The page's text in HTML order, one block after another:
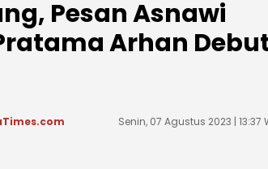
Pesan Asnawi
Arhan
Senin, 07 Agustus 2023 | 13:37